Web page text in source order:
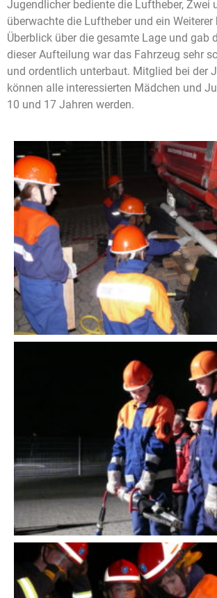
Jugendlicher bediente die Luftheber, Zwei
überwachte die Luftheber und ein Weiterer
Überblick über die gesamte Lage und gab
dieser Aufteilung war das Fahrzeug sehr
und ordentlich unterbaut. Mitglied bei der
können alle interessierten Mädchen und
10 und 17 Jahren werden.